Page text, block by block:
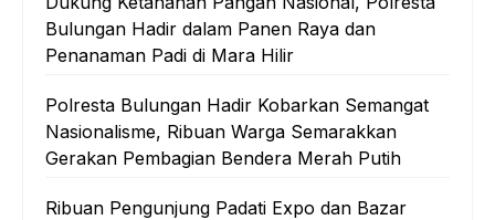
Bulungan Hadir dalam Panen Raya dan
Penanaman Padi di Mara Hilir
Polresta Bulungan Hadir Kobarkan Semangat
Nasionalisme, Ribuan Warga Semarakkan
Gerakan Pembagian Bendera Merah Putih
Ribuan Pengunjung Padati Expo dan Bazar